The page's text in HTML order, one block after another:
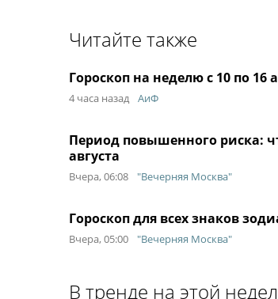
Читайте также
Гороскоп на неделю с 10 по 16
4 часа назад АиФ
Период повышенного риска:
августа
Вчера, 06:08 "Вечерняя Москва"
Гороскоп для всех знаков
Вчера, 05:00 "Вечерняя Москва"
В тренде на этой